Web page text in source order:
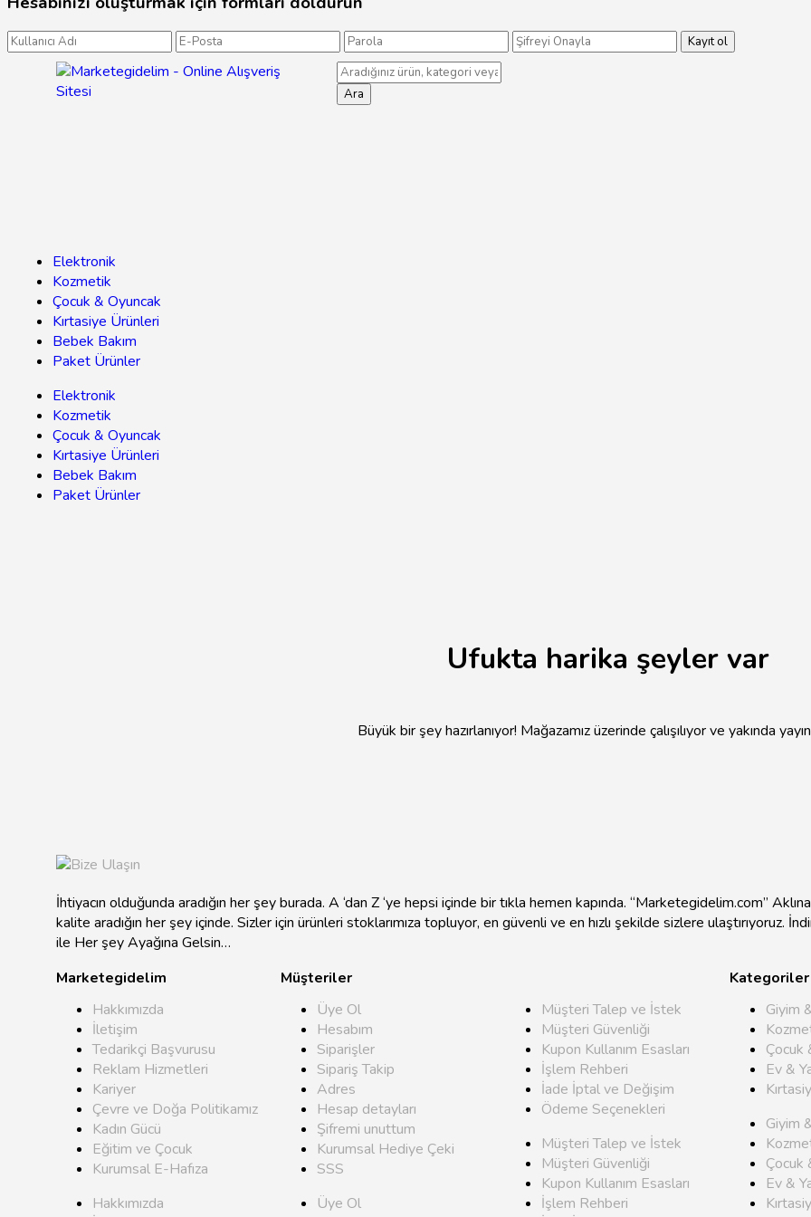
Ara
Elektronik
Kozmetik
Çocuk & Oyuncak
Kırtasiye Ürünleri
Bebek Bakım
Paket Ürünler
Elektronik
Kozmetik
Çocuk & Oyuncak
Kırtasiye Ürünleri
Bebek Bakım
Paket Ürünler
Ufukta harika şeyler var
Büyük bir şey hazırlanıyor! Mağazamız üzerinde çalışılıyor ve yakında
İhtiyacın olduğunda aradığın her şey burada. A ‘dan Z ‘ye hepsi içinde bir tıkla hemen kapında. “Marketegidelim.com”
kalite aradığın her şey içinde. Sizler için ürünleri stoklarımıza topluyor, en güvenli ve en hızlı şekilde sizlere ulaştırıyoruz.
ile Her şey Ayağına Gelsin…
Marketegidelim
Hakkımızda
İletişim
Tedarikçi Başvurusu
Reklam Hizmetleri
Kariyer
Çevre ve Doğa Politikamız
Kadın Gücü
Eğitim ve Çocuk
Kurumsal E-Hafıza
Hakkımızda
Müşteriler
Üye Ol
Hesabım
Siparişler
Sipariş Takip
Adres
Hesap detayları
Şifremi unuttum
Kurumsal Hediye Çeki
SSS
Üye Ol
Müşteri Talep ve İstek
Müşteri Güvenliği
Kupon Kullanım Esasları
İşlem Rehberi
İade İptal ve Değişim
Ödeme Seçenekleri
Müşteri Talep ve İstek
Müşteri Güvenliği
Kupon Kullanım Esasları
İşlem Rehberi
Kategoriler
Giyim
Çocuk
Ev &
Giyim
Çocuk
Ev &